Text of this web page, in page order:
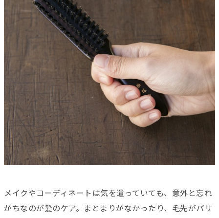
メイクやコーディネートは気を遣っていても、意外と忘れ
がちなのが髪のケア。まとまりがなかったり、毛先がパサ